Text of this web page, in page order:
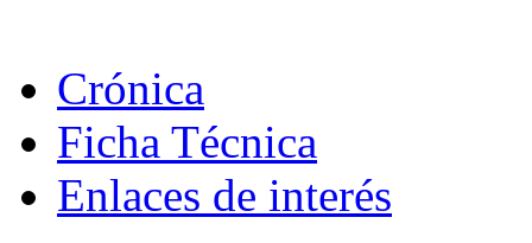
Crónica
Ficha Técnica
Enlaces de interés